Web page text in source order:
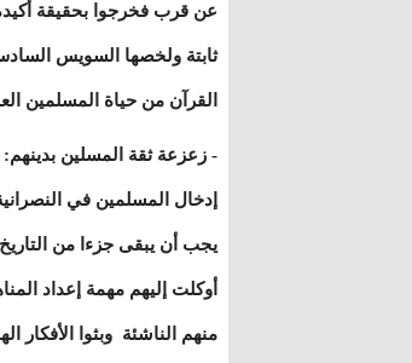
عن قرب فخرجوا بحقيقة
ثابتة ولخصها السويس
القرآن من حياة المسلمين
- زعزعة ثقة المسلين بدينهم:
إدخال المسلمين في
يجب أن يبقى جزءا من التاريخ
أوكلت إليهم مهمة إعداد
منهم الناشئة وبثوا الأفكار